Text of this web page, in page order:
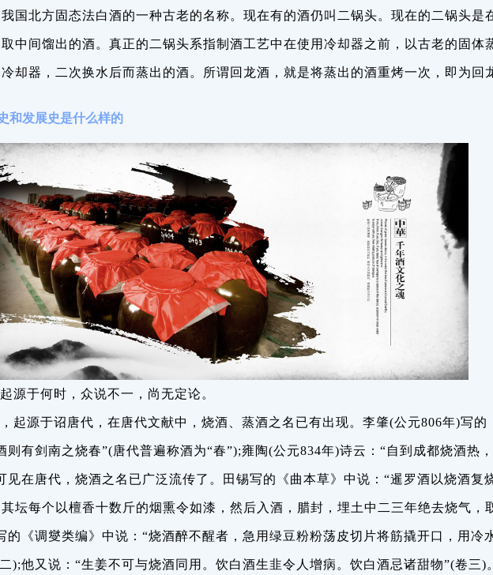
国北方固态法白酒的一种古老的名称。现在有的酒仍叫二锅头。现在的二锅头是
中间馏出的酒。真正的二锅头系指制酒工艺中在使用冷却器之前，以古老的固体
却器，二次换水后而蒸出的酒。所谓回龙酒，就是将蒸出的酒重烤一次，即为回
和发展史是什么样的
源于何时，众说不一，尚无定论。
起源于诏唐代，在唐代文献中，烧酒、蒸酒之名已有出现。李肇(公元806年)写的
则有剑南之烧春”(唐代普遍称酒为“春”);雍陶(公元834年)诗云：“自到成都烧酒热
见在唐代，烧酒之名已广泛流传了。田锡写的《曲本草》中说：“暹罗酒以烧酒复
坛每个以檀香十数斤的烟熏令如漆，然后入酒，腊封，埋土中二三年绝去烧气，
的《调燮类编》中说：“烧酒醉不醒者，急用绿豆粉粉荡皮切片将筋撬开口，用冷
);他又说：“生姜不可与烧酒同用。饮白酒生韭令人增病。饮白酒忌诸甜物”(卷三)。